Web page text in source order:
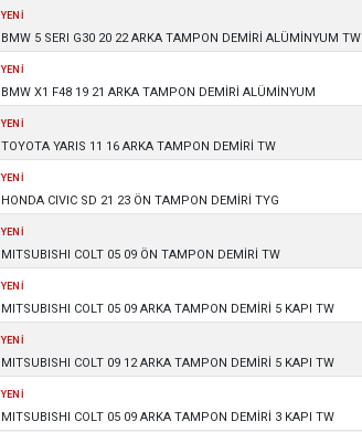
YENİ
BMW 5 SERI G30 20 22 ARKA TAMPON DEMİRİ ALÜMİNYUM TW
YENİ
BMW X1 F48 19 21 ARKA TAMPON DEMİRİ ALÜMİNYUM
YENİ
TOYOTA YARIS 11 16 ARKA TAMPON DEMİRİ TW
YENİ
HONDA CIVIC SD 21 23 ÖN TAMPON DEMİRİ TYG
YENİ
MITSUBISHI COLT 05 09 ÖN TAMPON DEMİRİ TW
YENİ
MITSUBISHI COLT 05 09 ARKA TAMPON DEMİRİ 5 KAPI TW
YENİ
MITSUBISHI COLT 09 12 ARKA TAMPON DEMİRİ 5 KAPI TW
YENİ
MITSUBISHI COLT 05 09 ARKA TAMPON DEMİRİ 3 KAPI TW